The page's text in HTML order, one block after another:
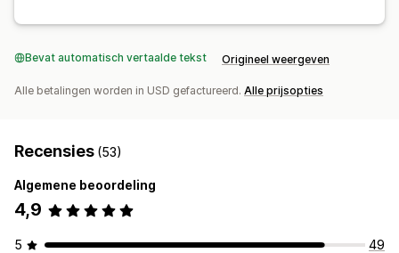
Bevat automatisch vertaalde tekst Origineel weergeven
Alle betalingen worden in USD gefactureerd. Alle prijsopties
Recensies (53)
Algemene beoordeling
4,9
5
49